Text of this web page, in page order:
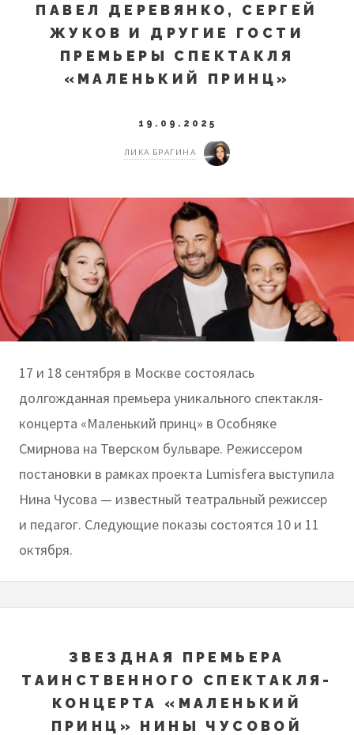
ПАВЕЛ ДЕРЕВЯНКО, СЕРГЕЙ
ЖУКОВ И ДРУГИЕ ГОСТИ
ПРЕМЬЕРЫ СПЕКТАКЛЯ
«МАЛЕНЬКИЙ ПРИНЦ»
19.09.2025
ЛИКА БРАГИНА
17 и 18 сентября в Москве состоялась
долгожданная премьера уникального спектакля-
концерта «Маленький принц» в Особняке
Смирнова на Тверском бульваре. Режиссером
постановки в рамках проекта Lumisfera выступила
Нина Чусова — известный театральный режиссер
и педагог. Следующие показы состоятся 10 и 11
октября.
ЗВЕЗДНАЯ ПРЕМЬЕРА
ТАИНСТВЕННОГО СПЕКТАКЛЯ-
КОНЦЕРТА «МАЛЕНЬКИЙ
ПРИНЦ» НИНЫ ЧУСОВОЙ